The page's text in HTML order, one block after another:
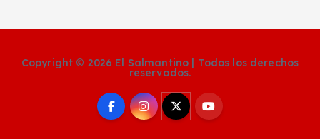
Copyright © 2026 El Salmantino | Todos los derechos
reservados.